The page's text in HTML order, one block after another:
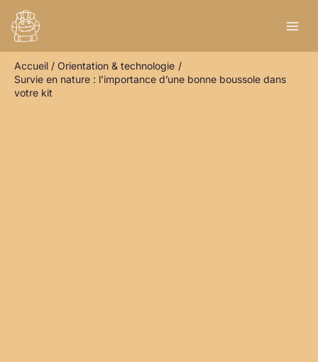
contenu
Accueil
Orientation & technologie
Survie en nature : l’importance d’une bonne boussole dans
votre kit
e
h
e